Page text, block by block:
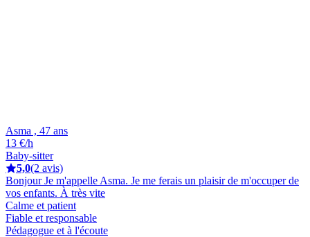
Asma , 47 ans
13 €/h
Baby-sitter
5,0(2 avis)
Bonjour Je m'appelle Asma. Je me ferais un plaisir de m'occuper de
vos enfants. À très vite
Calme et patient
Fiable et responsable
Pédagogue et à l'écoute